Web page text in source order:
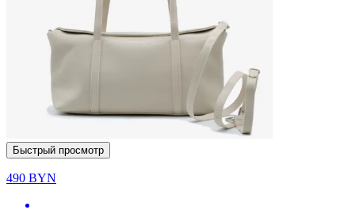
Быстрый просмотр
490 BYN